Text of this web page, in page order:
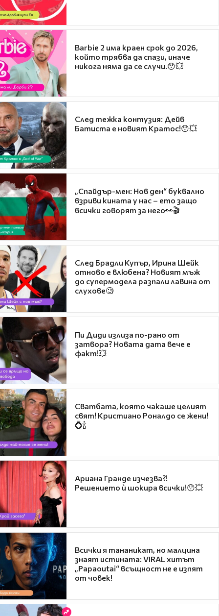
Barbie 2 има краен срок до 2026,
който трябва да спази, иначе
никога няма да се случи.😯💥
След тежка контузия: Дейв
Батиста е новият Кратос!😯💥
„Спайдър-мен: Нов ден“ буквално
взриви кината у нас – ето защо
всички говорят за него👀🎬
След Брадли Купър, Ирина Шейк
отново е влюбена? Новият мъж
до супермодела разпали лавина от
слухове🧐
Пи Диди излиза по-рано от
затвора? Новата дата вече е
факт!💥
Сватбата, която чакаше целият
свят! Кристиано Роналдо се жени!
💍🍾
Ариана Гранде изчезва?!
Решението ѝ шокира всички!😯💥
Всички я тананикат, но малцина
знаят истината: VIRAL хитът
„Papaoutai“ всъщност не е изпят
от човек!